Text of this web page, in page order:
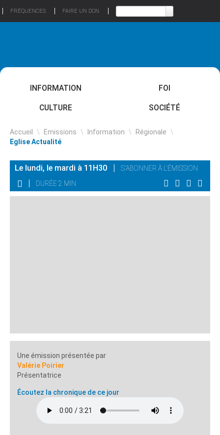
FRÉQUENCES FAIRE UN DON
INFORMATION FOI
CULTURE SOCIÉTÉ
Accueil \ Emissions \ Information \ Régionale \
Eglise Actualité
Le lundi, le mardi à 11H30
S'ABONNER À L'ÉMISSION
DURÉE 2 MIN
Une émission présentée par
Valérie Poirier
Présentatrice
Écoutez la chronique de ce jour